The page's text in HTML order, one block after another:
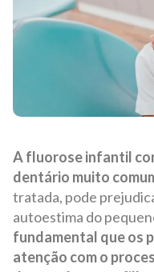
A fluorose infantil
dentário muito
tratada, pode
autoestima do
fundamental que os
atenção com o